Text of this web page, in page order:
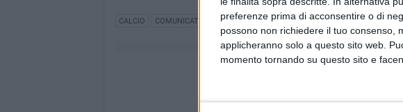
preferenze prima di acconsentire o di
possono non richiedere il tuo consenso,
applicheranno solo a questo sito web.
momento tornando su questo sito e
CALCIO COMUNICATO STAMPA SENTENZA DIRITTI TV